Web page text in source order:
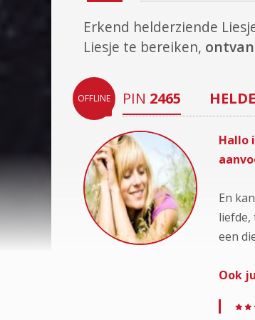
Erkend helderziende
Liesje te bereiken,
OFFLINE PIN 2465
Hallo
En
liefde,
een
Ook